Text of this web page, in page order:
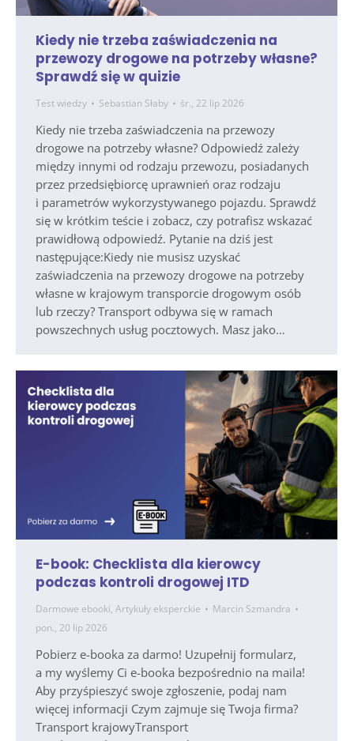
Kiedy nie trzeba zaświadczenia na
przewozy drogowe na potrzeby własne?
Sprawdź się w quizie
Test wiedzy Sebastian Słaby śr., 22 lip 2026
Kiedy nie trzeba zaświadczenia na przewozy
drogowe na potrzeby własne? Odpowiedź zależy
między innymi od rodzaju przewozu, posiadanych
przez przedsiębiorcę uprawnień oraz rodzaju
i parametrów wykorzystywanego pojazdu. Sprawdź
się w krótkim teście i zobacz, czy potrafisz wskazać
prawidłową odpowiedź. Pytanie na dziś jest
następujące:Kiedy nie musisz uzyskać
zaświadczenia na przewozy drogowe na potrzeby
własne w krajowym transporcie drogowym osób
lub rzeczy? Transport odbywa się w ramach
powszechnych usług pocztowych. Masz jako…
E-book: Checklista dla kierowcy
podczas kontroli drogowej ITD
Darmowe ebooki, Artykuły eksperckie
Marcin Szmandra
pon., 20 lip 2026
Pobierz e-booka za darmo! Uzupełnij formularz,
a my wyślemy Ci e-booka bezpośrednio na maila!
Aby przyśpieszyć swoje zgłoszenie, podaj nam
więcej informacji Czym zajmuje się Twoja firma?
Transport krajowyTransport